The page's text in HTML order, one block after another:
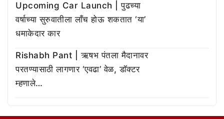
Upcoming Car Launch | पुढच्या
वर्षाच्या सुरुवातीला लाँच होऊ शकतात ‘या’
धमाकेदार कार
Rishabh Pant | ऋषभ पंतला मैदानावर
परतण्यासाठी लागणार ‘एवढा’ वेळ, डॉक्टर
म्हणाले…